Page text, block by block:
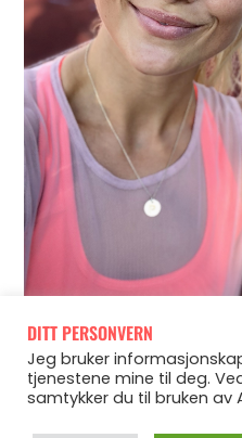
DITT PERSONVERN
Jeg bruker
tjenestene mine til deg.
samtykker du til bruken av